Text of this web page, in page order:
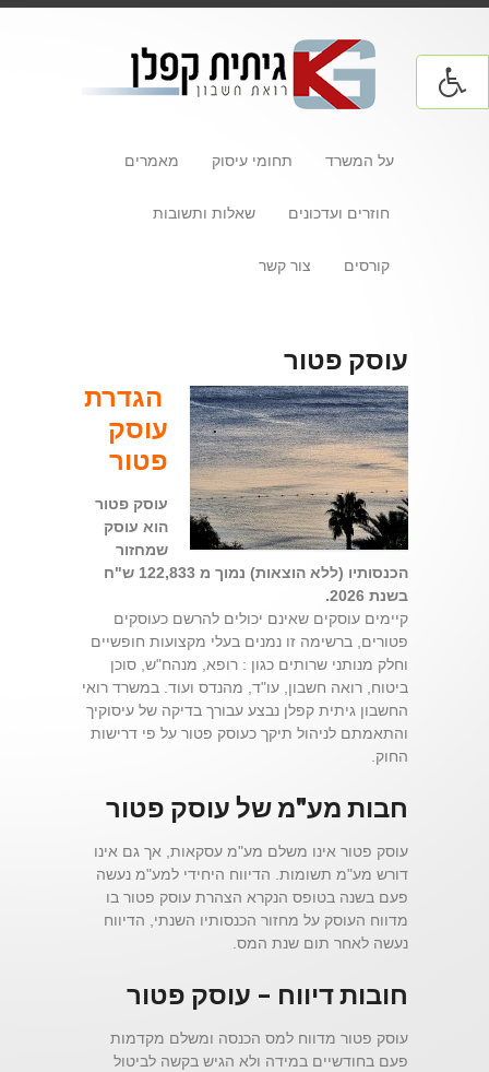
על המשרד תחומי עיסוק מאמרים
חוזרים ועדכונים שאלות ותשובות
קורסים צור קשר
עוסק פטור
הגדרת
עוסק
פטור
עוסק פטור
הוא עוסק
שמחזור
הכנסותיו (ללא הוצאות) נמוך מ 122,833 ש"ח
בשנת 2026.
קיימים עוסקים שאינם יכולים להרשם כעוסקים
פטורים, ברשימה זו נמנים בעלי מקצועות חופשיים
וחלק מנותני שרותים כגון : רופא, מנהח"ש, סוכן
ביטוח, רואה חשבון, עו"ד, מהנדס ועוד. במשרד רואי
החשבון גיתית קפלן נבצע עבורך בדיקה של עיסוקיך
והתאמתם לניהול תיקך כעוסק פטור על פי דרישות
החוק.
חבות מע"מ של עוסק פטור
עוסק פטור אינו משלם מע"מ עסקאות, אך גם אינו
דורש מע"מ תשומות. הדיווח היחידי למע"מ נעשה
פעם בשנה בטופס הנקרא הצהרת עוסק פטור בו
מדווח העוסק על מחזור הכנסותיו השנתי, הדיווח
נעשה לאחר תום שנת המס.
חובות דיווח – עוסק פטור
עוסק פטור מדווח למס הכנסה ומשלם מקדמות
פעם בחודשיים במידה ולא הגיש בקשה לביטול